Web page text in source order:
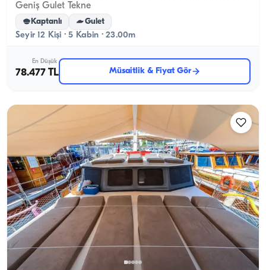
Geniş Gulet Tekne
Kaptanlı Gulet
Seyir 12 Kişi · 5 Kabin · 23.00m
En Düşük
78.477 TL Müsaitlik & Fiyat Gör